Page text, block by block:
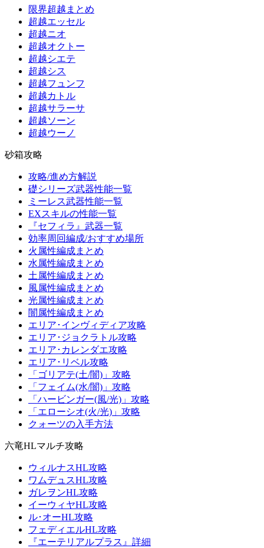
限界超越まとめ
超越エッセル
超越ニオ
超越オクトー
超越シエテ
超越シス
超越フュンフ
超越カトル
超越サラーサ
超越ソーン
超越ウーノ
砂箱攻略
攻略/進め方解説
礎シリーズ武器性能一覧
ミーレス武器性能一覧
EXスキルの性能一覧
『セフィラ』武器一覧
効率周回編成/おすすめ場所
火属性編成まとめ
水属性編成まとめ
土属性編成まとめ
風属性編成まとめ
光属性編成まとめ
闇属性編成まとめ
エリア･インヴィディア攻略
エリア･ジョクラトル攻略
エリア･カレンダエ攻略
エリア･リベル攻略
「ゴリアテ(土/闇)」攻略
「フェイム(水/闇)」攻略
「ハービンガー(風/光)」攻略
「エローシオ(火/光)」攻略
クォーツの入手方法
六竜HLマルチ攻略
ウィルナスHL攻略
ワムデュスHL攻略
ガレヲンHL攻略
イーウィヤHL攻略
ル･オーHL攻略
フェディエルHL攻略
『エーテリアルプラス』詳細